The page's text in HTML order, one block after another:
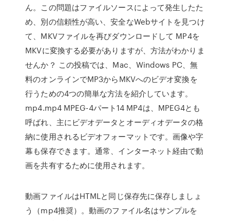
ん。この問題はファイルソースによって発生したた
め、別の信頼性が高い、安全なWebサイトを見つけ
て、MKVファイルを再びダウンロードして MP4を
MKVに変換する必要がありますが、方法がわかりま
せんか？ この投稿では、Mac、Windows PC、無
料のオンラインでMP3からMKVへのビデオ変換を
行うための4つの簡単な方法を紹介しています。
mp4.mp4 MPEG-4パート14 MP4は、MPEG4とも
呼ばれ、主にビデオデータとオーディオデータの格
納に使用されるビデオフォーマットです。画像や字
幕も保存できます。通常、インターネット経由で動
画を共有するために使用されます。
動画ファイルはHTMLと同じ保存先に保存しましょ
う（mp4推奨）。動画のファイル名はサンプルを